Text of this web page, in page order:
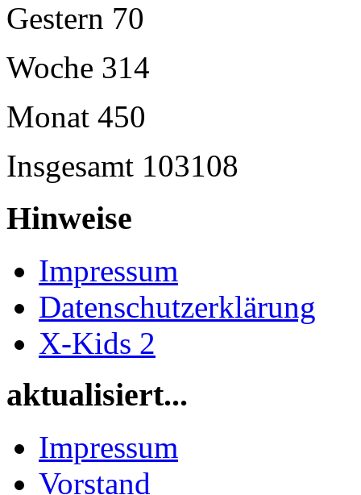
Gestern 70
Woche 314
Monat 450
Insgesamt 103108
Hinweise
Impressum
Datenschutzerklärung
X-Kids 2
aktualisiert...
Impressum
Vorstand